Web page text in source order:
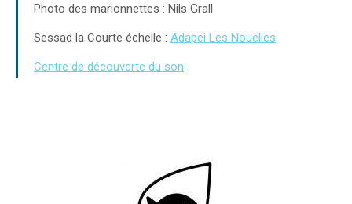
Photo des marionnettes : Nils Grall
Sessad la Courte échelle : Adapei Les Nouelles
Centre de découverte du son